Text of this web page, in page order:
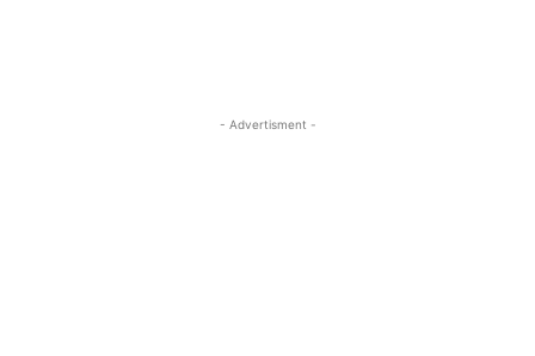
- Advertisment -